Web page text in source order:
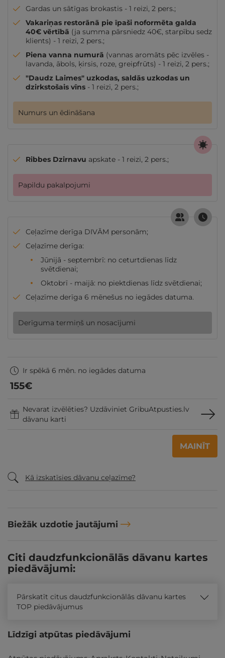
Gardas un sātīgas brokastis - 1 reizi, 2 pers.;
Vakariņas restorānā pie īpaši noformēta galda
40€ vērtībā (ja summa pārsniedz 40€, starpību sedz
klients) - 1 reizi, 2 pers.;
Piena vanna numurā (vannas aromāts pēc izvēles -
lavanda, ābols, ķirsis, roze, greipfrūts) - 1 reizi, 2 pers.;
"Daudz Laimes" uzkodas, saldās uzkodas un
dzirkstošais vīns - 1 reizi, 2 pers.;
Numurs un ēdināšana
Ribbes Dzirnavu apskate - 1 reizi, 2 pers.;
Papildu pakalpojumi
Ceļazīme derīga DIVĀM personām;
Ceļazīme derīga:
Jūnijā - septembrī: no ceturtdienas līdz
svētdienai;
Oktobrī - maijā: no piektdienas līdz svētdienai;
Ceļazīme derīga 6 mēnešus no iegādes datuma.
Derīguma termiņš un nosacījumi
Ir spēkā 6 mēn. no iegādes datuma
155€
Nevarat izvēlēties? Uzdāviniet GribuAtpusties.lv
dāvanu karti
MAINĪT
Kā izskatīsies dāvanu ceļazīme?
Biežāk uzdotie jautājumi
Citi daudzfunkcionālās dāvanu kartes
piedāvājumi:
Pārskatīt citus daudzfunkcionālās dāvanu kartes
TOP piedāvājumus
Līdzīgi atpūtas piedāvājumi